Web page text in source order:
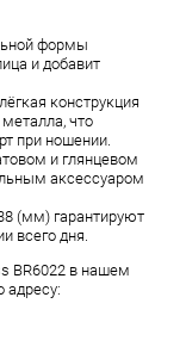
формы
и добавит
конструкция
что
при ношении.
и глянцевом
аксессуаром
(мм) гарантируют
всего дня.
BR6022 в нашем
адресу: